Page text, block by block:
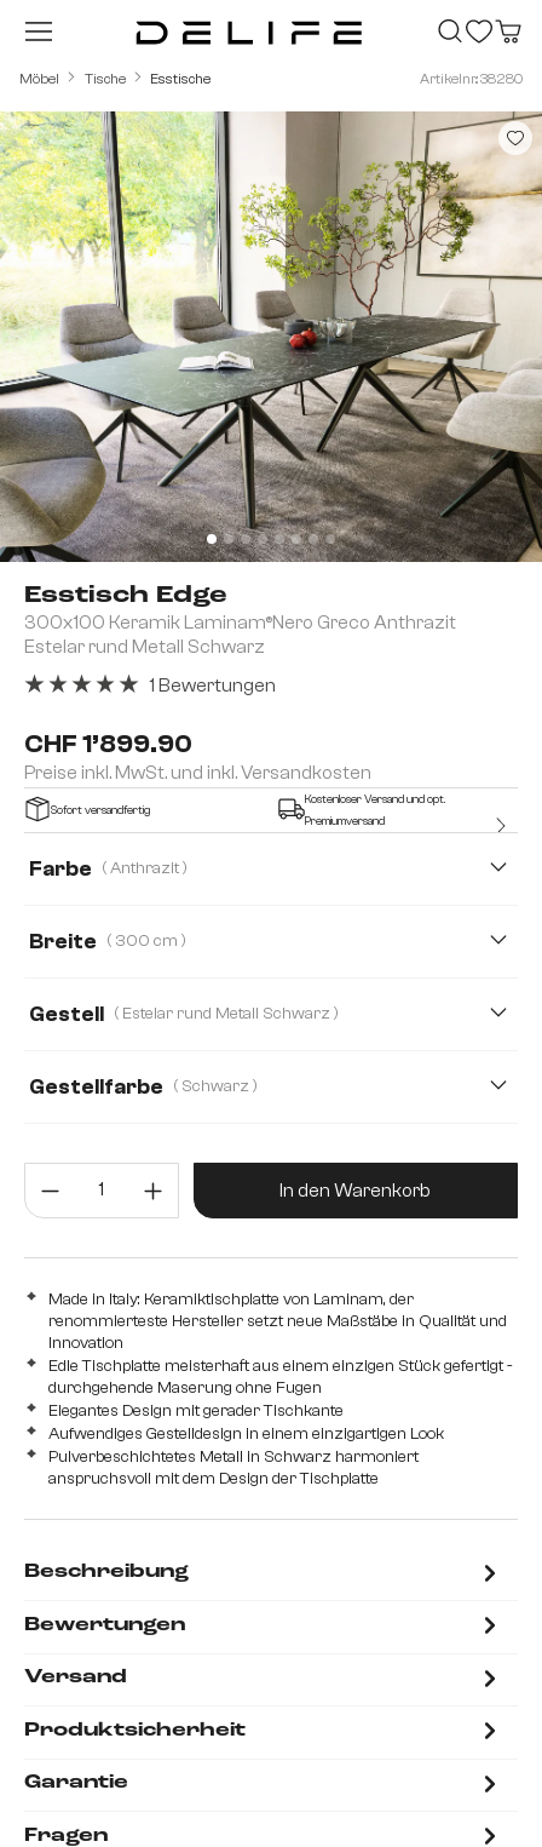
Zum Hauptinhalt springen
Möbel Tische Esstische Artikelnr.: 38280
Esstisch Edge
300x100 Keramik Laminam®Nero Greco Anthrazit
Estelar rund Metall Schwarz
CHF 1’899.90
Preise inkl. MwSt. und inkl. Versandkosten
1 Bewertungen
Sofort versandfertig
Kostenloser Versand und opt.
Premiumversand
Farbe ( Anthrazit )
Breite ( 300 cm )
Gestell ( Estelar rund Metall Schwarz )
Estelar rund Metall Schwarz
Gestellfarbe ( Schwarz )
Produkt Anzahl: Gib den
In den Warenkorb
Made in Italy: Keramiktischplatte von Laminam, der
renommierteste Hersteller setzt neue Maßstäbe in Qualität und
Innovation
Edle Tischplatte meisterhaft aus einem einzigen Stück gefertigt -
durchgehende Maserung ohne Fugen
Elegantes Design mit gerader Tischkante
Aufwendiges Gestelldesign in einem einzigartigen Look
Pulverbeschichtetes Metall in Schwarz harmoniert
anspruchsvoll mit dem Design der Tischplatte
Bildergalerie überspringen
Beschreibung
Bewertungen
Versand
Produktsicherheit
Garantie
Fragen